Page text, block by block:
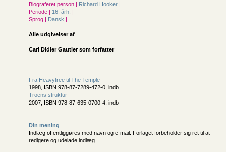
Biograferet person | Richard Hooker |
Periode | 16. årh. |
Sprog | Dansk |
Alle udgivelser af
Carl Didier Gautier som forfatter
Fra Heavytree til The Temple
1998, ISBN 978-87-7289-472-0, indb
Troens struktur
2007, ISBN 978-87-635-0700-4, indb
Din mening
Indlæg offentliggøres med navn og e-mail. Forlaget forbeholder sig ret til at
redigere og udelade indlæg.